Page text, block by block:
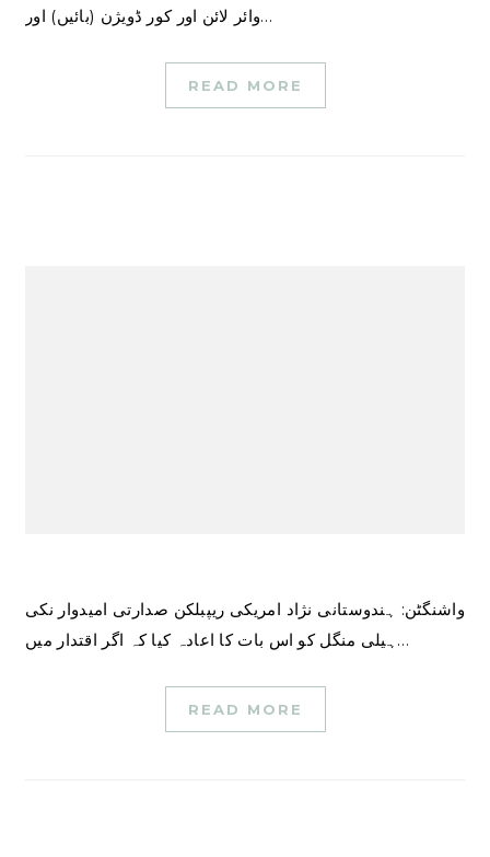
وائر لائن اور کور ڈویژن (بائیں) اور…
READ MORE
واشنگٹن: ہندوستانی نژاد امریکی ریپبلکن صدارتی امیدوار نکی
ہیلی منگل کو اس بات کا اعادہ کیا کہ اگر اقتدار میں…
READ MORE